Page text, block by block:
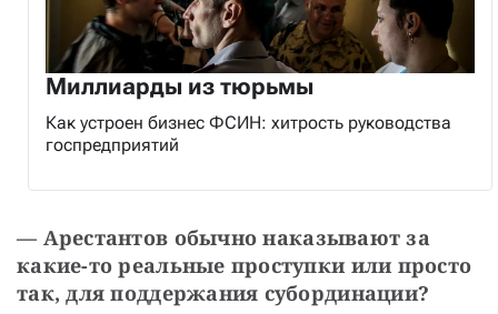
Миллиарды из тюрьмы
Как устроен бизнес ФСИН: хитрость руководства
госпредприятий
— Арестантов обычно наказывают за
какие-то реальные проступки или просто
так, для поддержания субординации?